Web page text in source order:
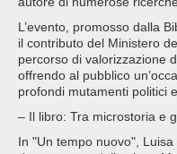
L’evento, promosso dalla
il contributo del Ministero
percorso di valorizzazione
offrendo al pubblico
profondi mutamenti politici
– Il libro: Tra microstoria e
In "Un tempo nuovo",